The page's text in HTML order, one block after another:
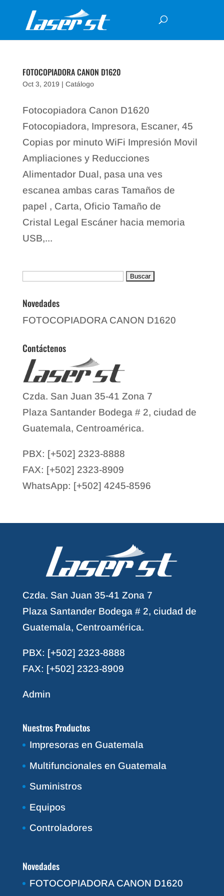
FOTOCOPIADORA CANON D1620
Oct 3, 2019 | Catálogo
Fotocopiadora Canon D1620
Fotocopiadora, Impresora, Escaner, 45
Copias por minuto WiFi Impresión Movil
Ampliaciones y Reducciones
Alimentador Dual, pasa una ves
escanea ambas caras Tamaños de
papel , Carta, Oficio Tamaño de
Cristal Legal Escáner hacia memoria
USB,...
Buscar:
Novedades
FOTOCOPIADORA CANON D1620
Contáctenos
Czda. San Juan 35-41 Zona 7
Plaza Santander Bodega # 2, ciudad de
Guatemala, Centroamérica.
PBX: [+502] 2323-8888
FAX: [+502] 2323-8909
WhatsApp: [+502] 4245-8596
Czda. San Juan 35-41 Zona 7
Plaza Santander Bodega # 2, ciudad de
Guatemala, Centroamérica.
PBX: [+502] 2323-8888
FAX: [+502] 2323-8909
Admin
Nuestros Productos
Impresoras en Guatemala
Multifuncionales en Guatemala
Suministros
Equipos
Controladores
Novedades
FOTOCOPIADORA CANON D1620